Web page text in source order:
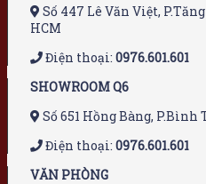
Số 447 Lê Văn Việt,
HCM
Điện thoại: 0976.601.601
SHOWROOM Q6
Số 651 Hồng Bàng, P.Bình
Điện thoại: 0976.601.601
VĂN PHÒNG